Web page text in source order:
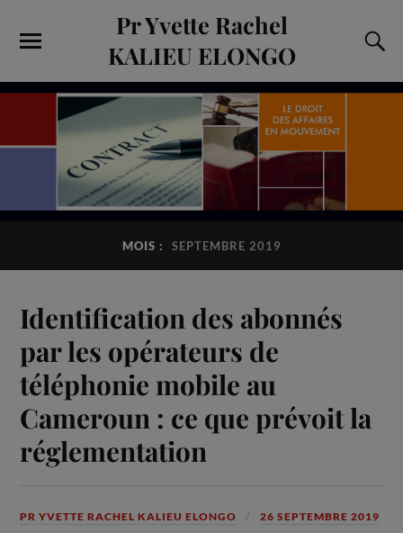
Pr Yvette Rachel
KALIEU ELONGO
MOIS : SEPTEMBRE 2019
Identification des abonnés
par les opérateurs de
téléphonie mobile au
Cameroun : ce que prévoit la
réglementation
PR YVETTE RACHEL KALIEU ELONGO 26 SEPTEMBRE 2019